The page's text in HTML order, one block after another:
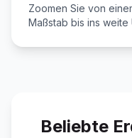
Zoomen Sie von
Maßstab bis ins weite
Beliebte